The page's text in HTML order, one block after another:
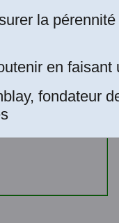
la
en faisant
fondateur